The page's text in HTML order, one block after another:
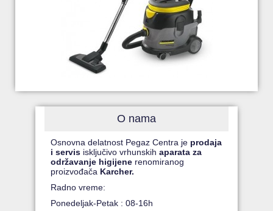
O nama
Osnovna delatnost Pegaz Centra je prodaja
i servis isključivo vrhunskihaparata za
održavanje higijene renomiranog
proizvođača Karcher.
Radno vreme:
Ponedeljak-Petak : 08-16h